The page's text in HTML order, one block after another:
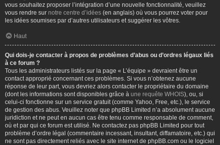
vous souhaitez proposer l’intégration d’une nouvelle fonctionnalité, veuillez
vous rendre sur notre centre d’idées (en anglais) où vous pourrez voter pour
les idées soumises par d’autres utilisateurs et suggérer les vôtres.
Haut
Qui dois-je contacter à propos de problèmes d’abus ou d’ordres légaux liés
à ce forum ?
Tous les administrateurs listés sur la page « L’équipe » devraient être un
contact approprié concernant ces problèmes. Si vous n’obtenez aucune
réponse de leur part, vous devriez alors contacter le propriétaire du domaine
(dont les informations sont disponibles grâce à une requête WHOIS), ou, si
celui-ci fonctionne sur un service gratuit (comme Yahoo, Free, etc.), le service
de gestion des abus. Veuillez noter que phpBB Limited n’a absolument aucune
juridiction et ne peut en aucun cas être tenu comme responsable de comment,
où et par qui ce forum est utilisé. Ne contactez pas phpBB Limited pour tout
problème d’ordre légal (commentaire incessant, insultant, diffamatoire, etc.) qui
ne sont pas directement reliés avec le site internet de phpBB.com ou le logiciel